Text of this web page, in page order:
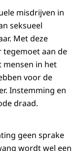
misdrijven in
seksueel
Met deze
tegemoet aan de
mensen in het
voor de
Instemming en
draad.
geen sprake
wordt wel een